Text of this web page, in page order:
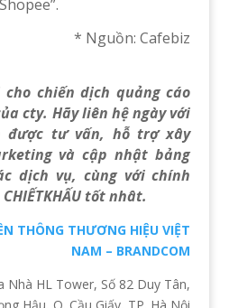
* Nguồn: Cafebiz
chiến dịch quảng cáo
cty. Hãy liên hệ ngày với
được tư vấn, hỗ trợ xây
và cập nhật bảng
dịch vụ, cùng với chính
tốt nhât.
THÔNG THƯƠNG HIỆU VIỆT
NAM – BRANDCOM
Nhà HL Tower, Số 82 Duy Tân,